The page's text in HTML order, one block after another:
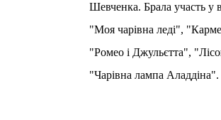
Шевченка. Брала участь у
"Моя чарівна леді",
"Ромео і Джульєтта",
"Чарівна лампа Аладдіна".